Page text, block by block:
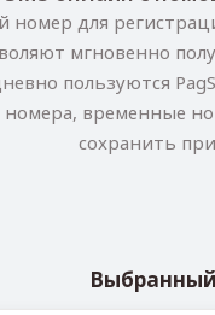
номер для
мгновенно
пользуются
временные
сохранить